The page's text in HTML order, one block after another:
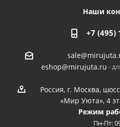
Наши
+7 (495)
eshop@mirujuta.ru -
Россия, г. Москва,
«Мир Уюта», 4
Режим
Пн-Пт: